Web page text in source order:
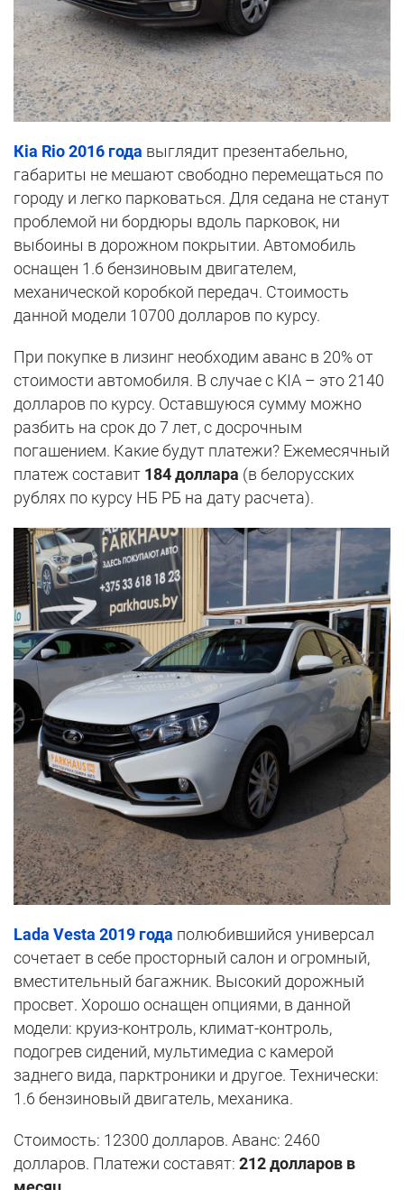
Кia Rio2016 года выглядит презентабельно,
габариты не мешают свободно перемещаться по
городу и легко парковаться. Для седана не станут
проблемой ни бордюры вдоль парковок, ни
выбоины в дорожном покрытии. Автомобиль
оснащен 1.6 бензиновым двигателем,
механической коробкой передач. Стоимость
данной модели 10700 долларов по курсу.
При покупке в лизинг необходим аванс в 20% от
стоимости автомобиля. В случае с KIA – это 2140
долларов по курсу. Оставшуюся сумму можно
разбить на срок до 7 лет, с досрочным
погашением. Какие будут платежи? Ежемесячный
платеж составит 184 доллара (в белорусских
рублях по курсу НБ РБ на дату расчета).
Lada Vesta 2019 года полюбившийся универсал
сочетает в себе просторный салон и огромный,
вместительный багажник. Высокий дорожный
просвет. Хорошо оснащен опциями, в данной
модели: круиз-контроль, климат-контроль,
подогрев сидений, мультимедиа с камерой
заднего вида, парктроники и другое. Технически:
1.6 бензиновый двигатель, механика.
Стоимость: 12300 долларов. Аванс: 2460
долларов. Платежи составят: 212 долларов в